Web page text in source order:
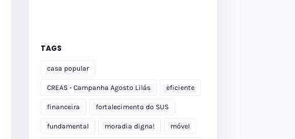
TAGS
casa popular
CREAS - Campanha Agosto Lilás eficiente
financeira fortalecimento do SUS
fundamental moradia digna! móvel